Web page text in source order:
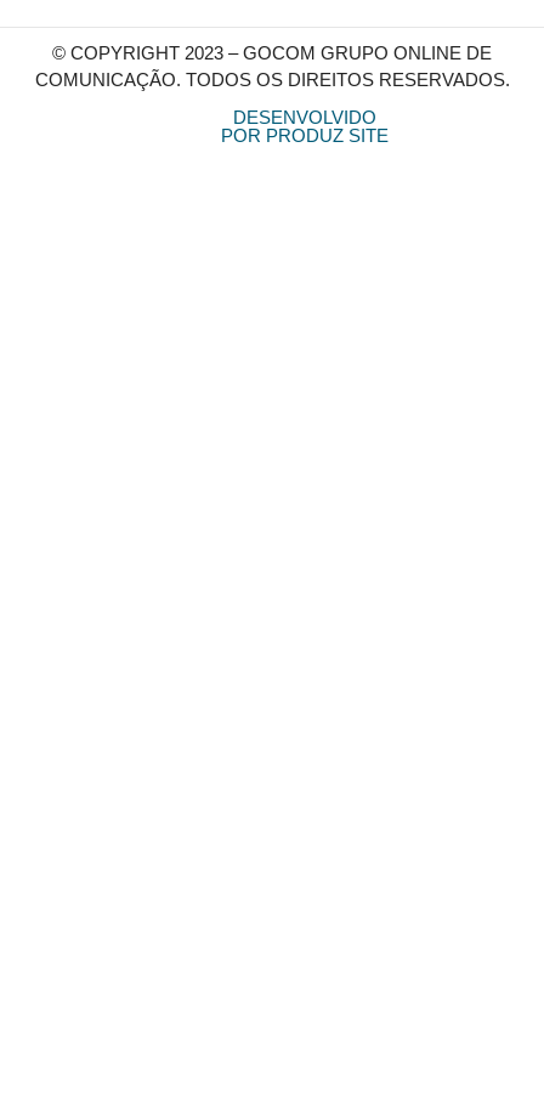
© COPYRIGHT 2023 – GOCOM GRUPO ONLINE DE
COMUNICAÇÃO. TODOS OS DIREITOS RESERVADOS.
DESENVOLVIDO
POR PRODUZ SITE